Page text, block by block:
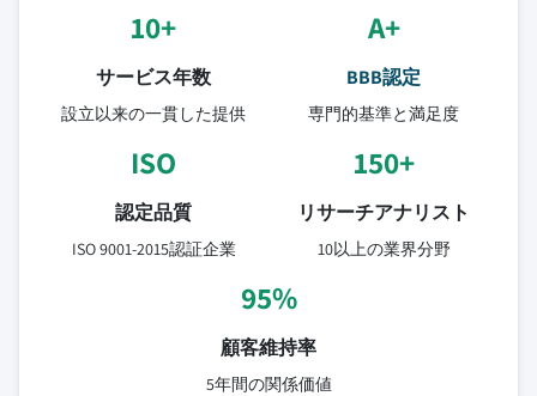
10+
サービス年数
設立以来の一貫した提供
A+
BBB認定
専門的基準と満足度
ISO
認定品質
ISO 9001-2015認証企業
150+
リサーチアナリスト
10以上の業界分野
95%
顧客維持率
5年間の関係価値